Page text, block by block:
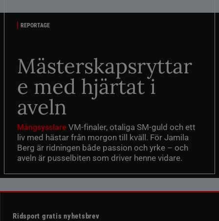
REPORTAGE
Mästerskapsryttar
e med hjärtat i
aveln
Mångsysslare VM-finaler, otaliga SM-guld och ett
liv med hästar från morgon till kväll. För Jamila
Berg är ridningen både passion och yrke – och
aveln är pusselbiten som driver henne vidare.
Ridsport gratis nyhetsbrev